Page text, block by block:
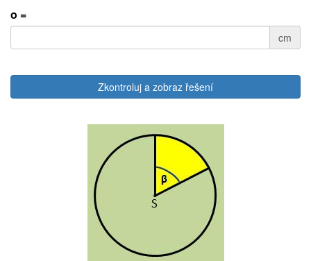
o =
cm
Zkontroluj a zobraz řešení